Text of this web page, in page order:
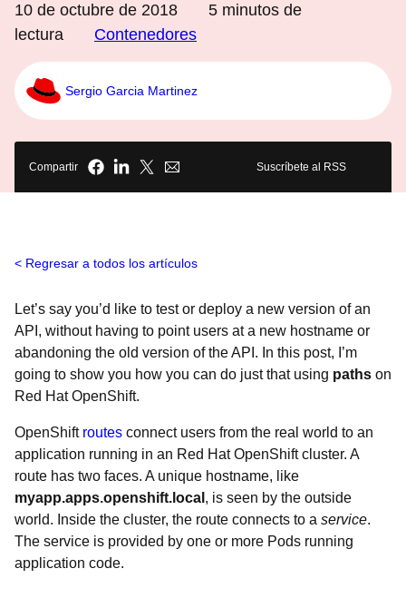
10 de octubre de 2018 5 minutos de
lectura
Contenedores
Sergio Garcia Martinez
Compartir Suscríbete al RSS
Regresar a todos los artículos
Let’s say you’d like to test or deploy a new version of an
API, without having to point users at a new hostname or
abandoning the old version of the API. In this post, I’m
going to show you how you can do just that using paths on
Red Hat OpenShift.
OpenShift routes connect users from the real world to an
application running in an Red Hat OpenShift cluster. A
route has two faces. A unique hostname, like
myapp.apps.openshift.local , is seen by the outside
world. Inside the cluster, the route connects to a service.
The service is provided by one or more Pods running
application code.